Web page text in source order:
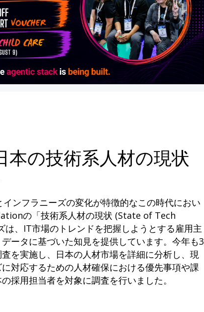
本の技術系人材の現状
インフラニーズの変化が特徴的なこの時代におい
の「技術系人材の現状 (State of Tech
は、IT市場のトレンドを把握しようとする雇用主
ータに基づいた知見を提供しています。今年も3
を実施し、日本の人材市場を詳細に分析し、現
対応するための人材確保における優先事項や課
採用担当者を対象に調査を行いました。